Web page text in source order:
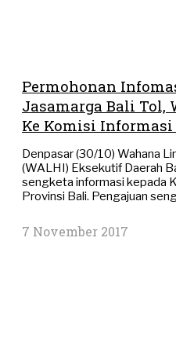
Permohonan
Jasamarga Bali Tol,
Ke Komisi Informasi
Denpasar (30/10) Wahana
(WALHI) Eksekutif Daerah
sengketa informasi kepada
Provinsi Bali. Pengajuan
7 November 2017